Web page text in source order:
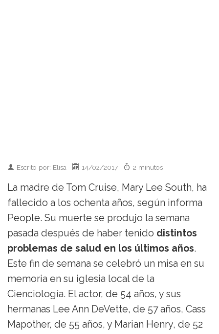
Escrito por: Elisa 14/02/2017 2 minutos
La madre de Tom Cruise, Mary Lee South, ha
fallecido a los ochenta años, según informa
People. Su muerte se produjo la semana
pasada después de haber tenido distintos
problemas de salud en los últimos años.
Este fin de semana se celebró un misa en su
memoria en su iglesia local de la
Cienciología. El actor, de 54 años, y sus
hermanas Lee Ann DeVette, de 57 años, Cass
Mapother, de 55 años, y Marian Henry, de 52